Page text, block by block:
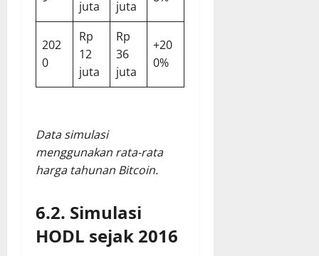
juta
juta
202
0
Rp
12
juta
Rp
36
juta
+20
0%
Data simulasi
menggunakan rata-rata
harga tahunan Bitcoin.
6.2. Simulasi
HODL sejak 2016